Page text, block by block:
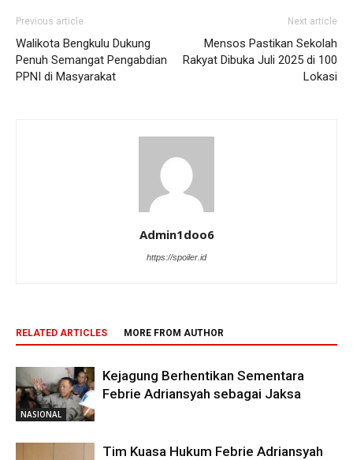
Previous article
Walikota Bengkulu Dukung
Penuh Semangat Pengabdian
PPNI di Masyarakat
Next article
Mensos Pastikan Sekolah
Rakyat Dibuka Juli 2025 di 100
Lokasi
Admin1doo6
https://spoiler.id
RELATED ARTICLES MORE FROM AUTHOR
NASIONAL
Kejagung Berhentikan Sementara
Febrie Adriansyah sebagai Jaksa
Tim Kuasa Hukum Febrie Adriansyah